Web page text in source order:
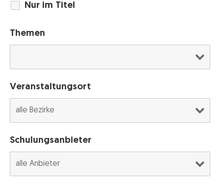
Nur im Titel
Themen
Veranstaltungsort
Schulungsanbieter